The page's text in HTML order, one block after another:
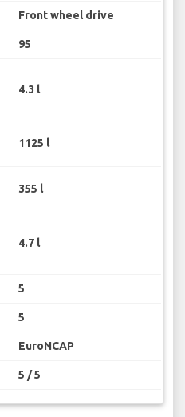
Front wheel drive
95
4.3 l
1125 l
355 l
4.7 l
5
5
EuroNCAP
5 / 5